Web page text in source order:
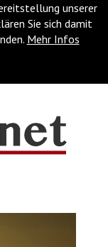
unserer
Sie sich damit
Mehr Infos